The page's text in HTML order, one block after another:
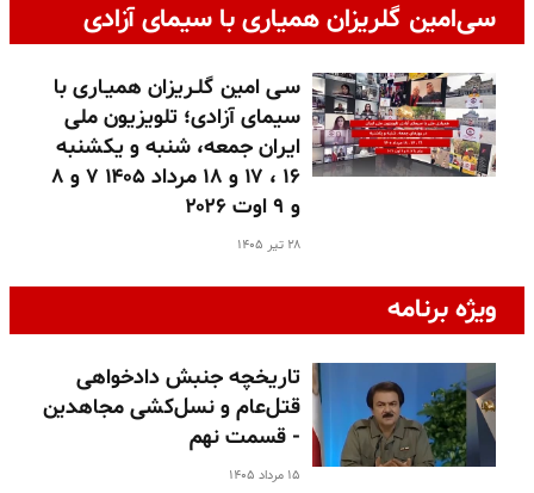
سی‌امین گلریزان همیاری با سیمای آزادی
سـی امین گلـریزان همیـاری با
سیمای آزادی؛ تلویزیون ملی
ایران جمعه، شنبه و یکشنبه
۱۶ ، ۱۷ و ۱۸ مرداد ۱۴۰۵ ۷ و ۸
و ۹ اوت ۲۰۲۶
۲۸ تیر ۱۴۰۵
ویژه برنامه
تاریخچه جنبش دادخواهی
قتل‌عام و نسل‌کشی مجاهدین
- قسمت نهم
۱۵ مرداد ۱۴۰۵